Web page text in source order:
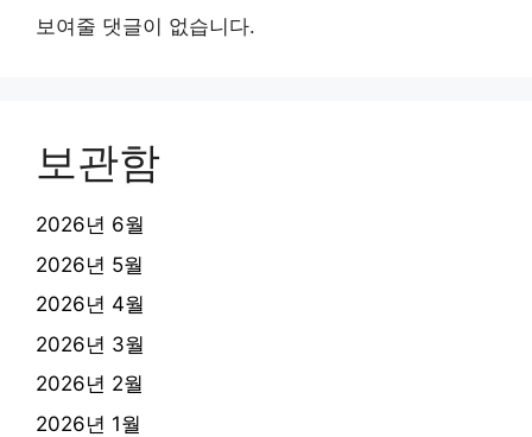
보여줄 댓글이 없습니다.
보관함
2026년 6월
2026년 5월
2026년 4월
2026년 3월
2026년 2월
2026년 1월